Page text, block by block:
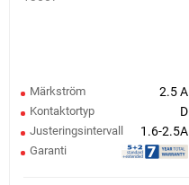
Märkström 2.5 A
Kontaktortyp D
Justeringsintervall 1.6-2.5A
Garanti